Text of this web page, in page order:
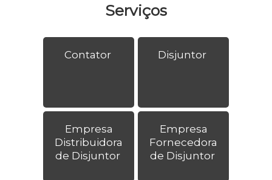
Serviços
Contator Disjuntor
Empresa
Distribuidora
de Disjuntor
Empresa
Fornecedora
de Disjuntor